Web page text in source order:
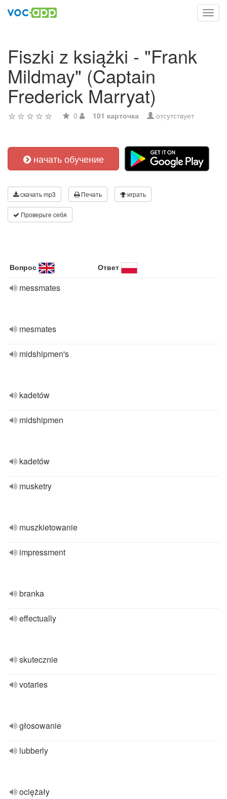
Fiszki z książki - "Frank
Mildmay" (Captain
Frederick Marryat)
0 101 карточка отсутствует
начать обучение
скачать mp3 Печать играть
Проверьте себя
Вопрос Ответ
messmates
mesmates
midshipmen's
kadetów
midshipmen
kadetów
musketry
muszkietowanie
impressment
branka
effectually
skutecznie
votaries
głosowanie
lubberly
ociężały